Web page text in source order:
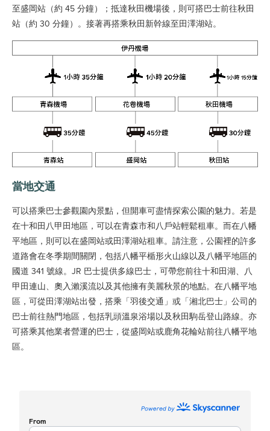
至盛岡站（約 45 分鐘）；抵達秋田機場後，則可搭巴士前往秋田
站（約 30 分鐘）。接著再搭乘秋田新幹線至田澤湖站。
當地交通
可以搭乘巴士參觀園內景點，但開車可盡情探索公園的魅力。若是
在十和田八甲田地區，可以在青森市和八戶站輕鬆租車。而在八幡
平地區，則可以在盛岡站或田澤湖站租車。請注意，公園裡的許多
道路會在冬季期間關閉，包括八幡平楯形火山線以及八幡平地區的
國道 341 號線。JR 巴士提供多線巴士，可帶您前往十和田湖、八
甲田連山、奧入瀨溪流以及其他擁有美麗秋景的地點。在八幡平地
區，可從田澤湖站出發，搭乘「羽後交通」或「湘北巴士」公司的
巴士前往熱門地區，包括乳頭溫泉浴場以及秋田駒岳登山路線。亦
可搭乘其他業者營運的巴士，從盛岡站或鹿角花輪站前往八幡平地
區。